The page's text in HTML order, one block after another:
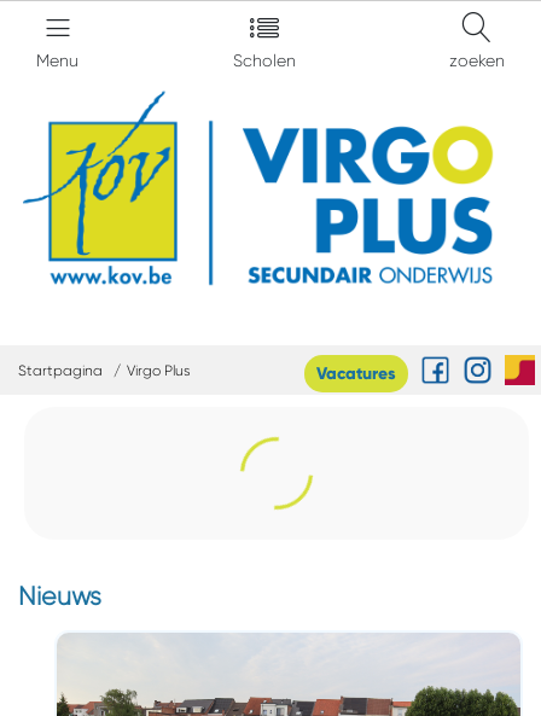
Menu Scholen zoeken
Startpagina Virgo Plus Vacatures
Nieuws